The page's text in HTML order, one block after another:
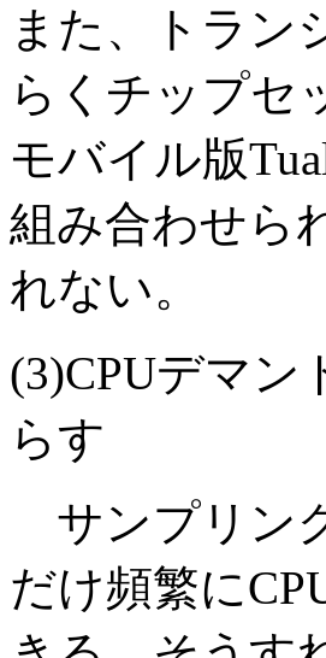
また、トラン
らくチップセ
モバイル版
組み合わせら
れない。
(3)CPUデマ
らす
サンプリン
だけ頻繁に